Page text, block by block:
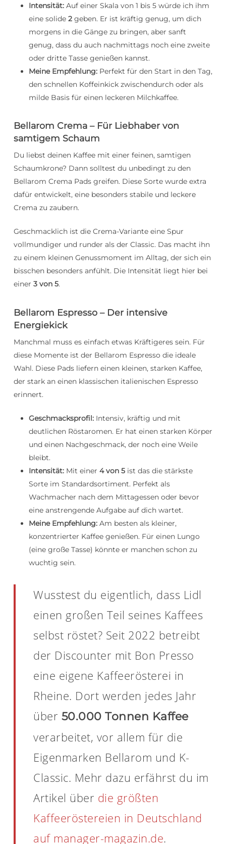
Intensität:Auf einer Skala von 1 bis 5 würde ich ihm
eine solide 2geben. Er ist kräftig genug, um dich
morgens in die Gänge zu bringen, aber sanft
genug, dass du auch nachmittags noch eine zweite
oder dritte Tasse genießen kannst.
Meine Empfehlung:Perfekt für den Start in den Tag,
den schnellen Koffeinkick zwischendurch oder als
milde Basis für einen leckeren Milchkaffee.
Bellarom Crema – Für Liebhaber von
samtigem Schaum
Du liebst deinen Kaffee mit einer feinen, samtigen
Schaumkrone? Dann solltest du unbedingt zu den
Bellarom Crema Pads greifen. Diese Sorte wurde extra
dafür entwickelt, eine besonders stabile und leckere
Crema zu zaubern.
Geschmacklich ist die Crema-Variante eine Spur
vollmundiger und runder als der Classic. Das macht ihn
zu einem kleinen Genussmoment im Alltag, der sich ein
bisschen besonders anfühlt. Die Intensität liegt hier bei
einer 3 von 5.
Bellarom Espresso – Der intensive
Energiekick
Manchmal muss es einfach etwas Kräftigeres sein. Für
diese Momente ist der Bellarom Espresso die ideale
Wahl. Diese Pads liefern einen kleinen, starken Kaffee,
der stark an einen klassischen italienischen Espresso
erinnert.
Geschmacksprofil:Intensiv, kräftig und mit
deutlichen Röstaromen. Er hat einen starken Körper
und einen Nachgeschmack, der noch eine Weile
bleibt.
Intensität:Mit einer 4 von 5ist das die stärkste
Sorte im Standardsortiment. Perfekt als
Wachmacher nach dem Mittagessen oder bevor
eine anstrengende Aufgabe auf dich wartet.
Meine Empfehlung:Am besten als kleiner,
konzentrierter Kaffee genießen. Für einen Lungo
(eine große Tasse) könnte er manchen schon zu
wuchtig sein.
Wusstest du eigentlich, dass Lidl
einen großen Teil seines Kaffees
selbst röstet? Seit 2022 betreibt
der Discounter mit Bon Presso
eine eigene Kaffeerösterei in
Rheine. Dort werden jedes Jahr
über 50.000 Tonnen Kaffee
verarbeitet, vor allem für die
Eigenmarken Bellarom und K-
Classic. Mehr dazu erfährst du im
Artikel über die größten
Kaffeeröstereien in Deutschland
auf manager-magazin.de.